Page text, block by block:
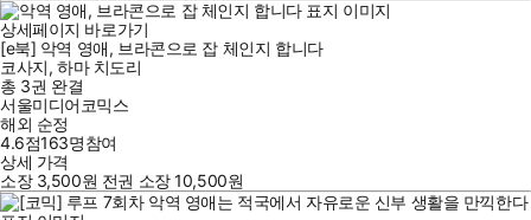
상세페이지 바로가기
[e북] 악역 영애, 브라콘으로 잡 체인지 합니다
코사지, 하마 치도리
총 3권 완결
서울미디어코믹스
해외 순정
4.6점163명참여
상세 가격
소장 3,500원 전권 소장10,500원